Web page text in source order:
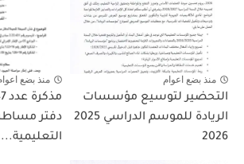
منذ بضع اعوام
التحضير لتوسيع مؤسسات
الريادة للموسم الدراسي 2025
2026
منذ بضع
دفتر مساطر
التعليمية...